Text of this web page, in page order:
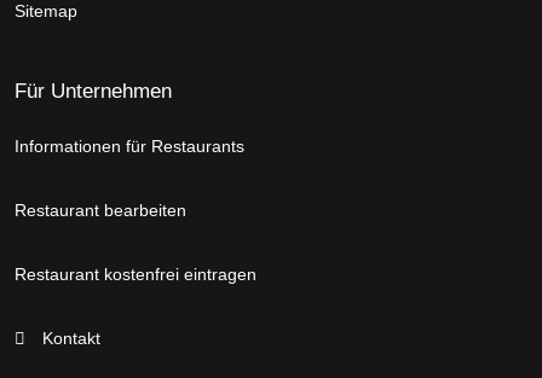
Sitemap
Für Unternehmen
Informationen für Restaurants
Restaurant bearbeiten
Restaurant kostenfrei eintragen
Kontakt